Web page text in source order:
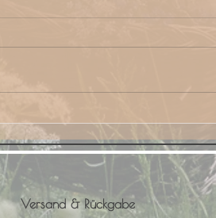
Versand & Rückgabe